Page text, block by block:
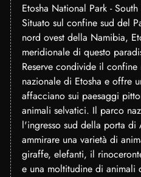
Etosha National Park - South
Situato sul confine sud del
nord ovest della Namibia,
meridionale di questo
Reserve condivide il
nazionale di Etosha e offre
affacciano sui paesaggi
animali selvatici. Il parco
l'ingresso sud della porta di
ammirare una varietà di
giraffe, elefanti, il
e una moltitudine di animali